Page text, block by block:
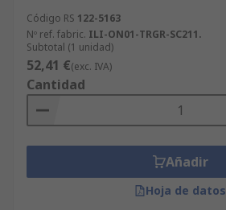
Código RS 122-5163
Nº ref. fabric. ILI-ON01-TRGR-SC211.
Subtotal (1 unidad)
52,41 €(exc. IVA)
Cantidad
Añadir
Hoja de datos